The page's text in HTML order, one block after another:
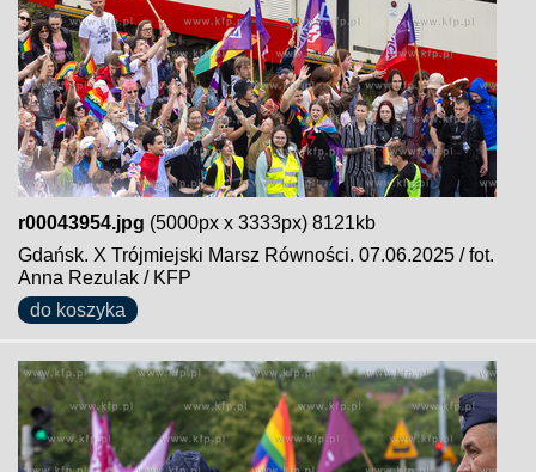
r00043954.jpg (5000px x 3333px) 8121kb
Gdańsk. X Trójmiejski Marsz Równości. 07.06.2025 / fot.
Anna Rezulak / KFP
do koszyka